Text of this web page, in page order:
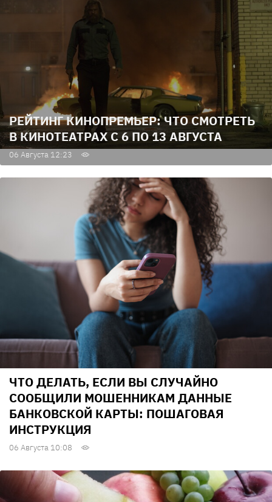
РЕЙТИНГ КИНОПРЕМЬЕР: ЧТО СМОТРЕТЬ
В КИНОТЕАТРАХ С 6 ПО 13 АВГУСТА
06 Августа 12:23
ЧТО ДЕЛАТЬ, ЕСЛИ ВЫ СЛУЧАЙНО
СООБЩИЛИ МОШЕННИКАМ ДАННЫЕ
БАНКОВСКОЙ КАРТЫ: ПОШАГОВАЯ
ИНСТРУКЦИЯ
06 Августа 10:08